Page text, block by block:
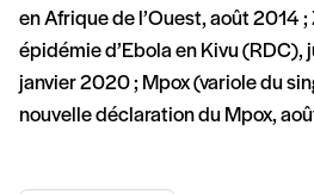
en Afrique de l’Ouest, août 2014 ;
épidémie d’Ebola en Kivu (RDC),
janvier 2020 ; Mpox (variole du
nouvelle déclaration du Mpox,